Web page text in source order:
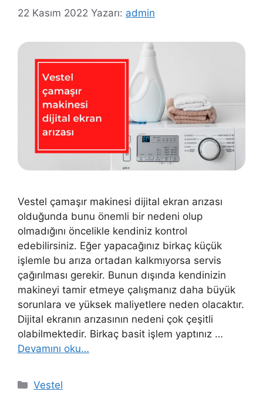
22 Kasım 2022 Yazarı: admin
Vestel çamaşır makinesi dijital ekran arızası
olduğunda bunu önemli bir nedeni olup
olmadığını öncelikle kendiniz kontrol
edebilirsiniz. Eğer yapacağınız birkaç küçük
işlemle bu arıza ortadan kalkmıyorsa servis
çağırılması gerekir. Bunun dışında kendinizin
makineyi tamir etmeye çalışmanız daha büyük
sorunlara ve yüksek maliyetlere neden olacaktır.
Dijital ekranın arızasının nedeni çok çeşitli
olabilmektedir. Birkaç basit işlem yaptınız …
Devamını oku…
Kategoriler
Vestel